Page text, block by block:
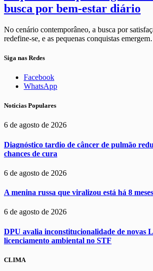
busca por bem-estar diário
No cenário contemporâneo, a busca por
redefine-se, e as pequenas conquistas
Siga nas Redes
Facebook
WhatsApp
Noticias Populares
6 de agosto de 2026
Diagnóstico tardio de câncer de pulmão
chances de cura
6 de agosto de 2026
A menina russa que viralizou está há 8
6 de agosto de 2026
DPU avalia inconstitucionalidade de novas
licenciamento ambiental no STF
CLIMA